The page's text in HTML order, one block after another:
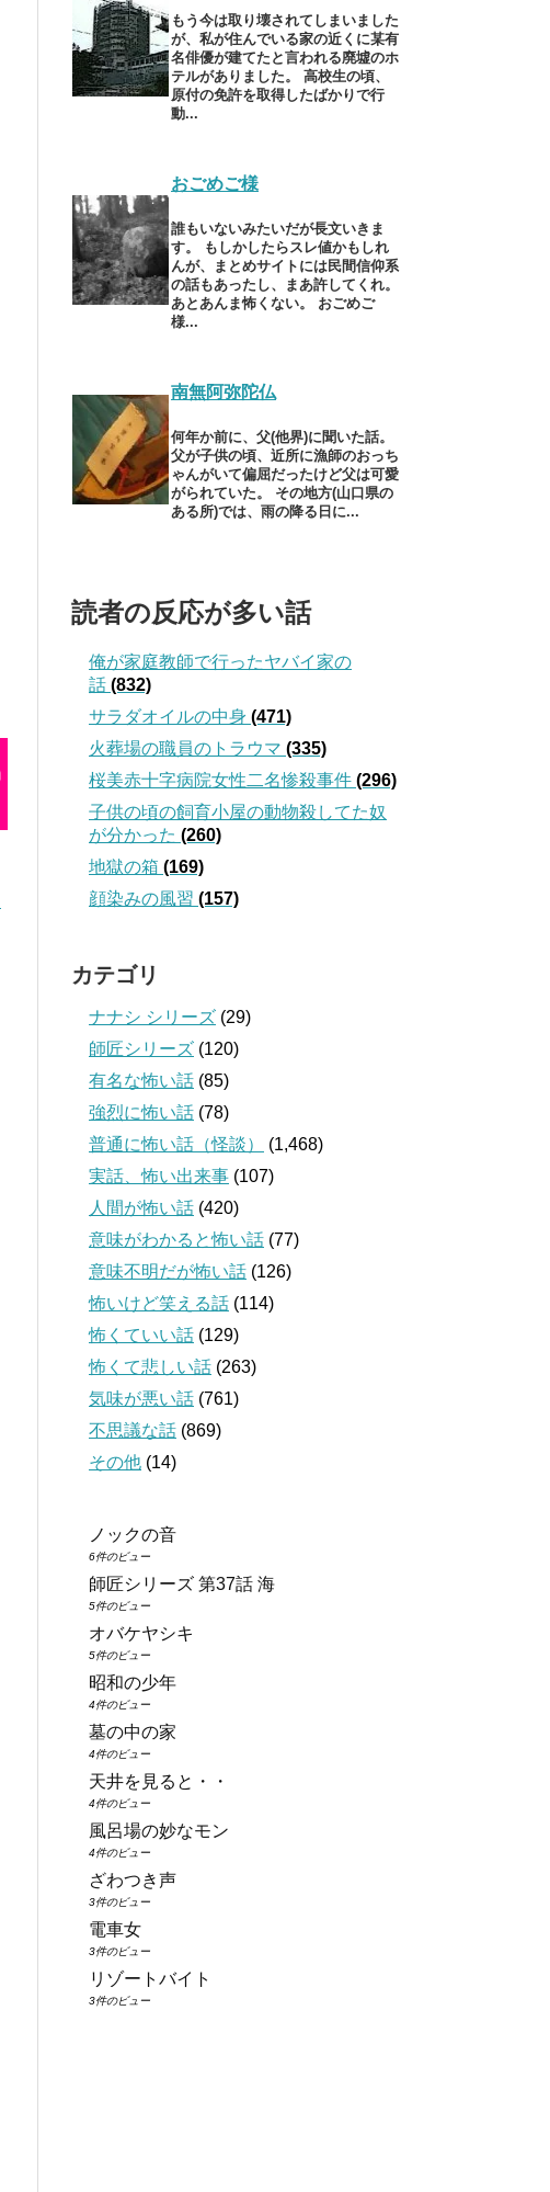
もう今は取り壊されてしまいました
が、私が住んでいる家の近くに某有
名俳優が建てたと言われる廃墟のホ
テルがありました。 高校生の頃、
原付の免許を取得したばかりで行
動...
おごめご様
誰もいないみたいだが長文いきま
す。 もしかしたらスレ値かもしれ
んが、まとめサイトには民間信仰系
の話もあったし、まあ許してくれ。
あとあんま怖くない。 おごめご
様...
南無阿弥陀仏
何年か前に、父(他界)に聞いた話。
父が子供の頃、近所に漁師のおっち
ゃんがいて偏屈だったけど父は可愛
がられていた。 その地方(山口県の
ある所)では、雨の降る日に...
読者の反応が多い話
俺が家庭教師で行ったヤバイ家の
話 (832)
サラダオイルの中身 (471)
火葬場の職員のトラウマ (335)
桜美赤十字病院女性二名惨殺事件 (296)
子供の頃の飼育小屋の動物殺してた奴
が分かった (260)
地獄の箱 (169)
顔染みの風習 (157)
カテゴリ
ナナシ シリーズ (29)
師匠シリーズ (120)
有名な怖い話 (85)
強烈に怖い話 (78)
普通に怖い話（怪談）
(1,468)
実話、怖い出来事 (107)
人間が怖い話 (420)
意味がわかると怖い話 (77)
意味不明だが怖い話 (126)
怖いけど笑える話 (114)
怖くていい話 (129)
怖くて悲しい話 (263)
気味が悪い話 (761)
不思議な話 (869)
その他 (14)
ノックの音
6件のビュー
師匠シリーズ 第37話 海
5件のビュー
オバケヤシキ
5件のビュー
昭和の少年
4件のビュー
墓の中の家
4件のビュー
天井を見ると・・
4件のビュー
風呂場の妙なモン
4件のビュー
ざわつき声
3件のビュー
電車女
3件のビュー
リゾートバイト
3件のビュー